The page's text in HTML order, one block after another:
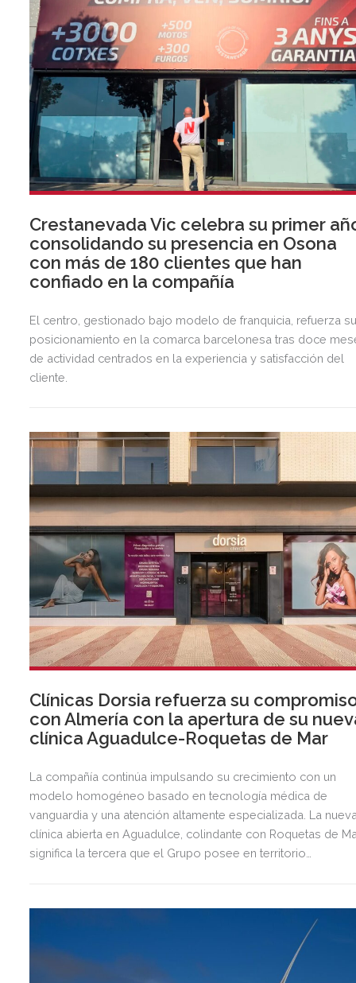
Crestanevada Vic celebra su primer
consolidando su presencia en Osona
con más de 180 clientes que han
confiado en la compañía
El centro, gestionado bajo modelo de franquicia, refuerza
posicionamiento en la comarca barcelonesa tras doce
de actividad centrados en la experiencia y satisfacción del
cliente.
Clínicas Dorsia refuerza su
con Almería con la apertura de su
clínica Aguadulce-Roquetas de Mar
La compañía continúa impulsando su crecimiento con un
modelo homogéneo basado en tecnología médica de
vanguardia y una atención altamente especializada. La
clínica abierta en Aguadulce, colindante con Roquetas de
significa la tercera que el Grupo posee en territorio